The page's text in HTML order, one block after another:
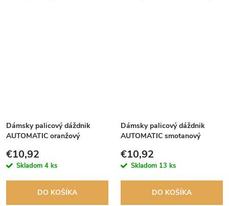
Dámsky palicový dáždnik
AUTOMATIC oranžový
€10,92
Skladom 4 ks
DO KOŠÍKA
Dámsky palicový dáždnik
AUTOMATIC smotanový
€10,92
Skladom 13 ks
DO KOŠÍKA